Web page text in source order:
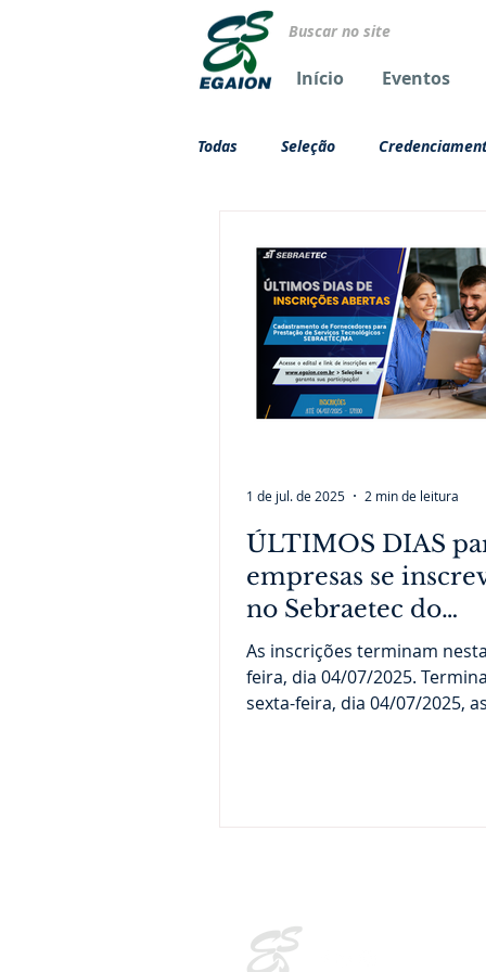
Início Eventos
Todas Seleção
ÚLTIMOS DIAS
empresas se
no Sebraetec do
Sebrae/MA
As inscrições terminam
feira, dia 04/07/2025.
sexta-feira, dia 04/07/2025,
1 de jul. de 2025 2 min de leitura